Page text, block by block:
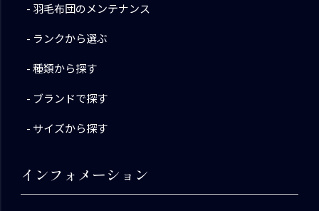
羽毛布団のメンテナンス
ランクから選ぶ
種類から探す
ブランドで探す
サイズから探す
インフォメーション